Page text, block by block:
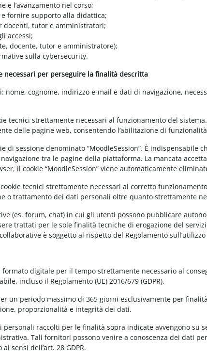
e l’avanzamento nel corso;
fornire supporto alla didattica;
docenti, tutor e amministratori;
accessi;
docente, tutor e amministratore);
sulla cybersecurity.
per perseguire la finalità descritta
cognome, indirizzo e-mail e dati di navigazione,
tecnici strettamente necessari al funzionamento del
delle pagine web, consentendo l’abilitazione di
di sessione denominato “MoodleSession”. È
tra le pagine della piattaforma. La mancata
il cookie “MoodleSession” viene automaticamente
tecnici strettamente necessari al corretto
o trattamento dei dati personali oltre quanto strettamente
(es. forum, chat) in cui gli utenti possono pubblicare
trattati per le sole finalità tecniche di erogazione del
è soggetto al rispetto del Regolamento
digitale per il tempo strettamente necessario al
incluso il Regolamento (UE) 2016/679 (GDPR).
un periodo massimo di 365 giorni esclusivamente per
proporzionalità e integrità dei dati.
personali raccolti per le finalità sopra indicate avvengono
Tali fornitori possono venire a conoscenza dei dati
sensi dell’art. 28 GDPR.